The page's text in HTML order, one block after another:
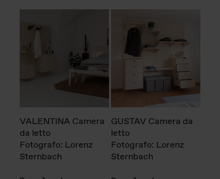
VALENTINA Camera
da letto
Fotografo: Lorenz
Sternbach
GUSTAV Camera da
letto
Fotografo: Lorenz
Sternbach